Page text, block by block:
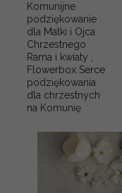
Komunijne
podziękowanie
dla Matki i Ojca
Chrzestnego
Rama i kwiaty ,
Flowerbox Serce
podziękowania
dla chrzestnych
na Komunię